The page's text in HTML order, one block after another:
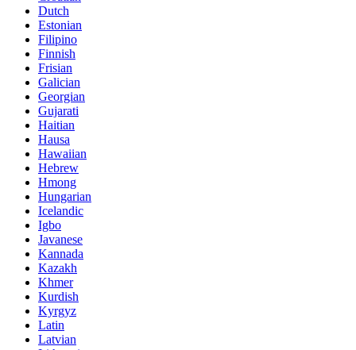
Dutch
Estonian
Filipino
Finnish
Frisian
Galician
Georgian
Gujarati
Haitian
Hausa
Hawaiian
Hebrew
Hmong
Hungarian
Icelandic
Igbo
Javanese
Kannada
Kazakh
Khmer
Kurdish
Kyrgyz
Latin
Latvian